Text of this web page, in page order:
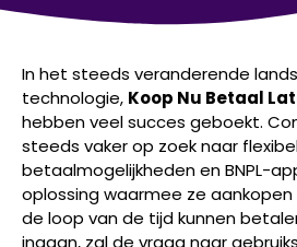
In het steeds veranderende
technologie, Koop Nu Betaal
hebben veel succes geboekt.
steeds vaker op zoek naar
betaalmogelijkheden en BNPL-
oplossing waarmee ze aankopen
de loop van de tijd kunnen